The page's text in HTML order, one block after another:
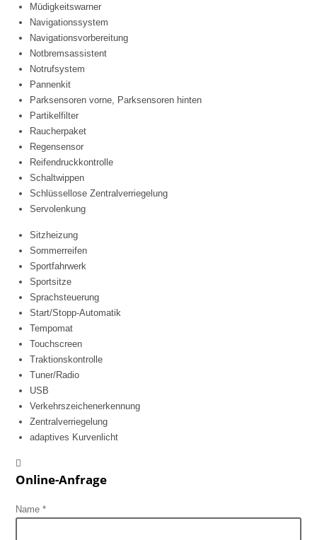
Müdigkeitswarner
Navigationssystem
Navigationsvorbereitung
Notbremsassistent
Notrufsystem
Pannenkit
Parksensoren vorne, Parksensoren hinten
Partikelfilter
Raucherpaket
Regensensor
Reifendruckkontrolle
Schaltwippen
Schlüssellose Zentralverriegelung
Servolenkung
Sitzheizung
Sommerreifen
Sportfahrwerk
Sportsitze
Sprachsteuerung
Start/Stopp-Automatik
Tempomat
Touchscreen
Traktionskontrolle
Tuner/Radio
USB
Verkehrszeichenerkennung
Zentralverriegelung
adaptives Kurvenlicht
Online-Anfrage
Name *